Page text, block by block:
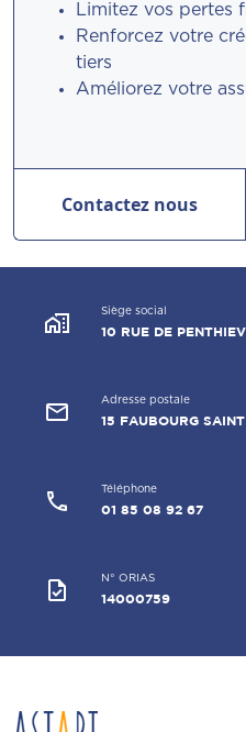
Limitez vos pertes
Renforcez votre
tiers
Améliorez votre
Contactez nous
maps_home_work Siège social
10 RUE DE
email Adresse postale
15 FAUBOURG
call Téléphone
01 85 08 92 67
task N° ORIAS
14000759